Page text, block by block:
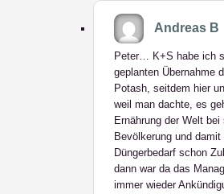
Andreas B
Peter… K+S habe ich
geplanten Übernahme
Potash, seitdem hier
weil man dachte, es
Ernährung der Welt bei
Bevölkerung und
Düngerbedarf schon
dann war da das
immer wieder